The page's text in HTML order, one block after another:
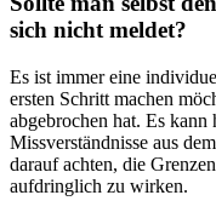
sich nicht meldet?
Es ist immer eine
ersten Schritt machen
abgebrochen hat. Es
Missverständnisse aus
darauf achten, die
aufdringlich zu wirken.